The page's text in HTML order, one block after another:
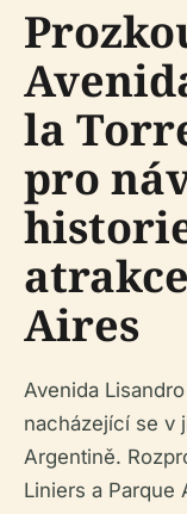
la
pro
Aires
Avenida
nacházející se v
Argentině.
Liniers a Parque